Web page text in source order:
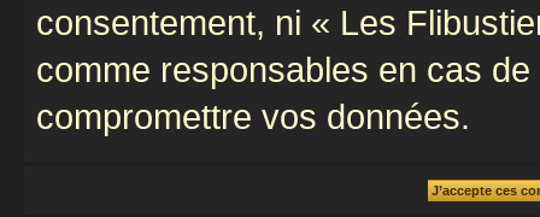
consentement, ni « Les
comme responsables en cas
compromettre vos données.